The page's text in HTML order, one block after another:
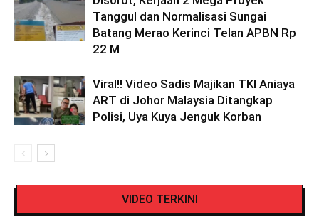
Tanggul dan Normalisasi Sungai
Batang Merao Kerinci Telan APBN Rp
22 M
Viral!! Video Sadis Majikan TKI Aniaya
ART di Johor Malaysia Ditangkap
Polisi, Uya Kuya Jenguk Korban
VIDEO TERKINI
Video Detik Evakuasi Jasad Iglesias di Gunung
Lantas Polres Kerinci Beri Pengendara Segelas